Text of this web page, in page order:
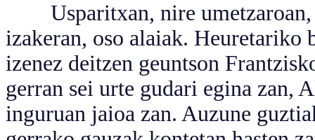
Usparitxan, nire umetzaroan,
izakeran, oso alaiak. Heuretariko
izenez deitzen geuntson
gerran sei urte gudari egina zan,
inguruan jaioa zan. Auzune